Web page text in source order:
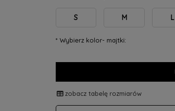
S M L
*Wybierz kolor- majtki:
zobacz tabelę rozmiarów